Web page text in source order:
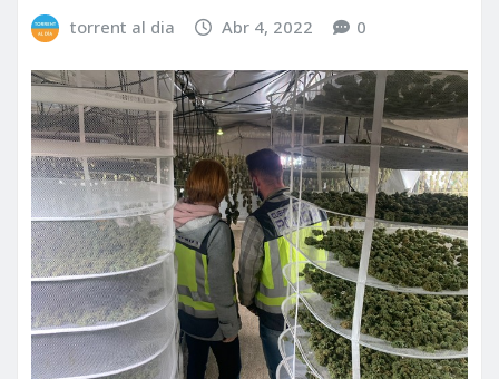
torrent al dia Abr 4, 2022 0